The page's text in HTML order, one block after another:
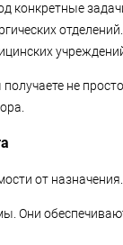
конкретные
отделений.
не
от
Они